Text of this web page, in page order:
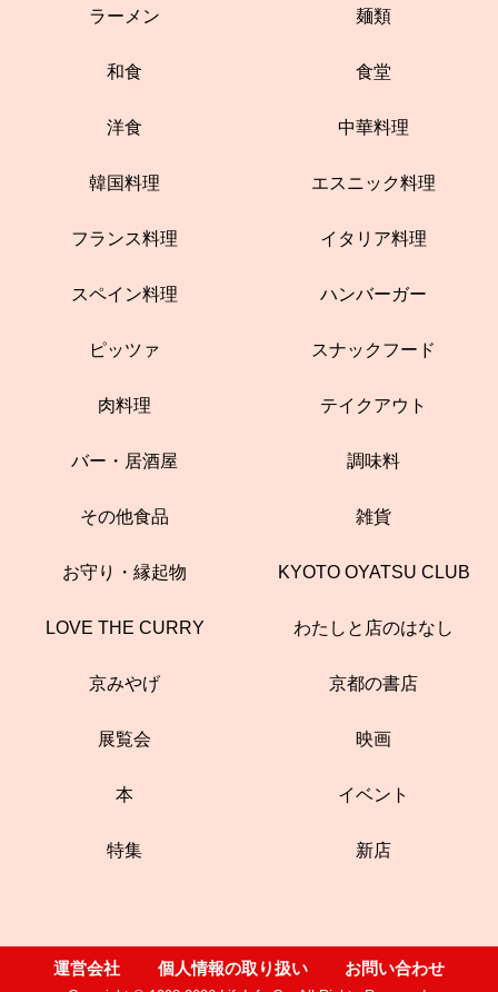
ラーメン 麺類
和食 食堂
洋食 中華料理
韓国料理 エスニック料理
フランス料理 イタリア料理
スペイン料理 ハンバーガー
ピッツァ スナックフード
肉料理 テイクアウト
バー・居酒屋 調味料
その他食品 雑貨
お守り・縁起物 KYOTO OYATSU CLUB
LOVE THE CURRY わたしと店のはなし
京みやげ 京都の書店
展覧会 映画
本 イベント
特集 新店
運営会社 個人情報の取り扱い お問い合わせ